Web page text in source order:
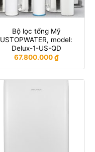
Bộ lọc tổng Mỹ
USTOPWATER, model:
Delux-1-US-QD
67.800.000₫